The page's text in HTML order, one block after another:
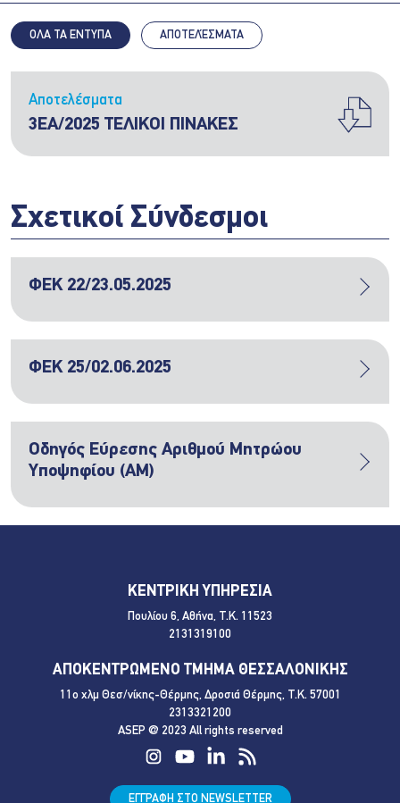
ΟΛΑ ΤΑ ΕΝΤΥΠΑ ΑΠΟΤΕΛΈΣΜΑΤΑ
Αποτελέσματα
3ΕΑ/2025 ΤΕΛΙΚΟΙ ΠΙΝΑΚΕΣ
Σχετικοί Σύνδεσμοι
ΦΕΚ 22/23.05.2025
ΦΕΚ 25/02.06.2025
Οδηγός Εύρεσης Αριθμού Μητρώου
Υποψηφίου (ΑΜ)
ΚΕΝΤΡΙΚΗ ΥΠΗΡΕΣΙΑ
Πουλίου 6, Αθήνα, Τ.Κ. 11523
2131319100
ΑΠΟΚΕΝΤΡΩΜΕΝΟ ΤΜΗΜΑ ΘΕΣΣΑΛΟΝΙΚΗΣ
11ο χλμ Θεσ/νίκης-Θέρμης, Δροσιά Θέρμης, Τ.Κ. 57001
2313321200
ASEP @ 2023 All rights reserved
ΕΓΓΡΑΦΗ ΣΤΟ NEWSLETTER